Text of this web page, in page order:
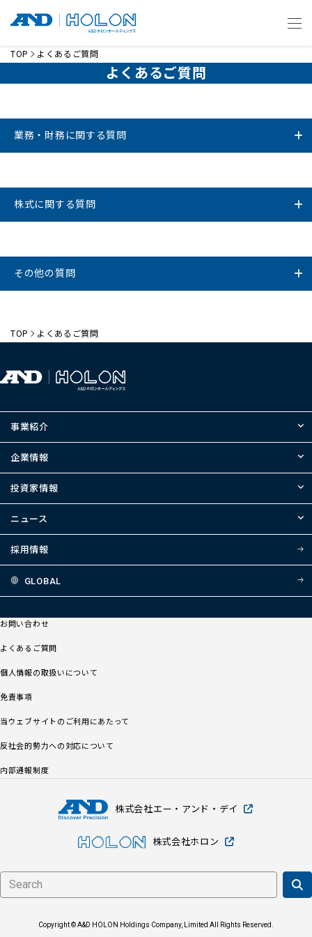
TOP よくあるご質問
よくあるご質問
業務・財務に関する質問
最近の決算情報はどうすればわかりますか？
業績の推移を見るにはどうしたら良いですか？
株式に関する質問
売買単位株式数は何株ですか？
株式配当
株主優待制度はありますか？
特別口座とは何のことですか？
みずほ信託銀行株式会社
株式に関する諸手続や問い合わせは、どこに連絡すればい
いのでしょうか？
みずほ信託銀行株式会社
その他の質問
TOP よくあるご質問
事業紹介
企業情報
投資家情報
ニュース
採用情報
GLOBAL
お問い合わせ
よくあるご質問
個人情報の取扱いについて
免責事項
当ウェブサイトのご利用にあたって
反社会的勢力への対応について
内部通報制度
株式会社エー・アンド・デイ
株式会社ホロン
Copyright © A&D HOLON Holdings Company, Limited All Rights Reserved.